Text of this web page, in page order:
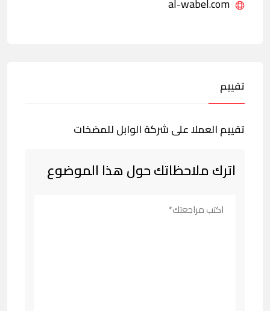
تقييم
تقييم العملا على شركة الوابل للمضخات
اترك ملاحظاتك حول هذا الموضوع